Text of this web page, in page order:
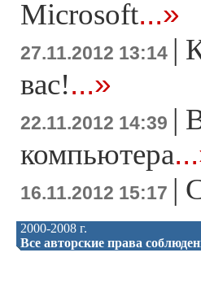
Microsoft...»
27.11.2012 13:14 |
вас!...»
22.11.2012 14:39 |
компьютера
16.11.2012 15:17 |
2000-2008 г.
Все авторские права